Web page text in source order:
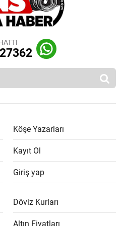
Köşe Yazarları
Kayıt Ol
Giriş yap
Döviz Kurları
Altın Fiyatları